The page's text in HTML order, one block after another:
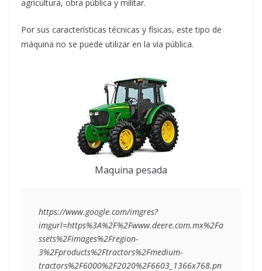
agricultura, obra pública y militar.
Por sus características técnicas y físicas, este tipo de
máquina no se puede utilizar en la vía pública.
Maquina pesada
https://www.google.com/imgres?
imgurl=https%3A%2F%2Fwww.deere.com.mx%2Fa
ssets%2Fimages%2Fregion-
3%2Fproducts%2Ftractors%2Fmedium-
tractors%2F6000%2F2020%2F6603_1366x768.pn